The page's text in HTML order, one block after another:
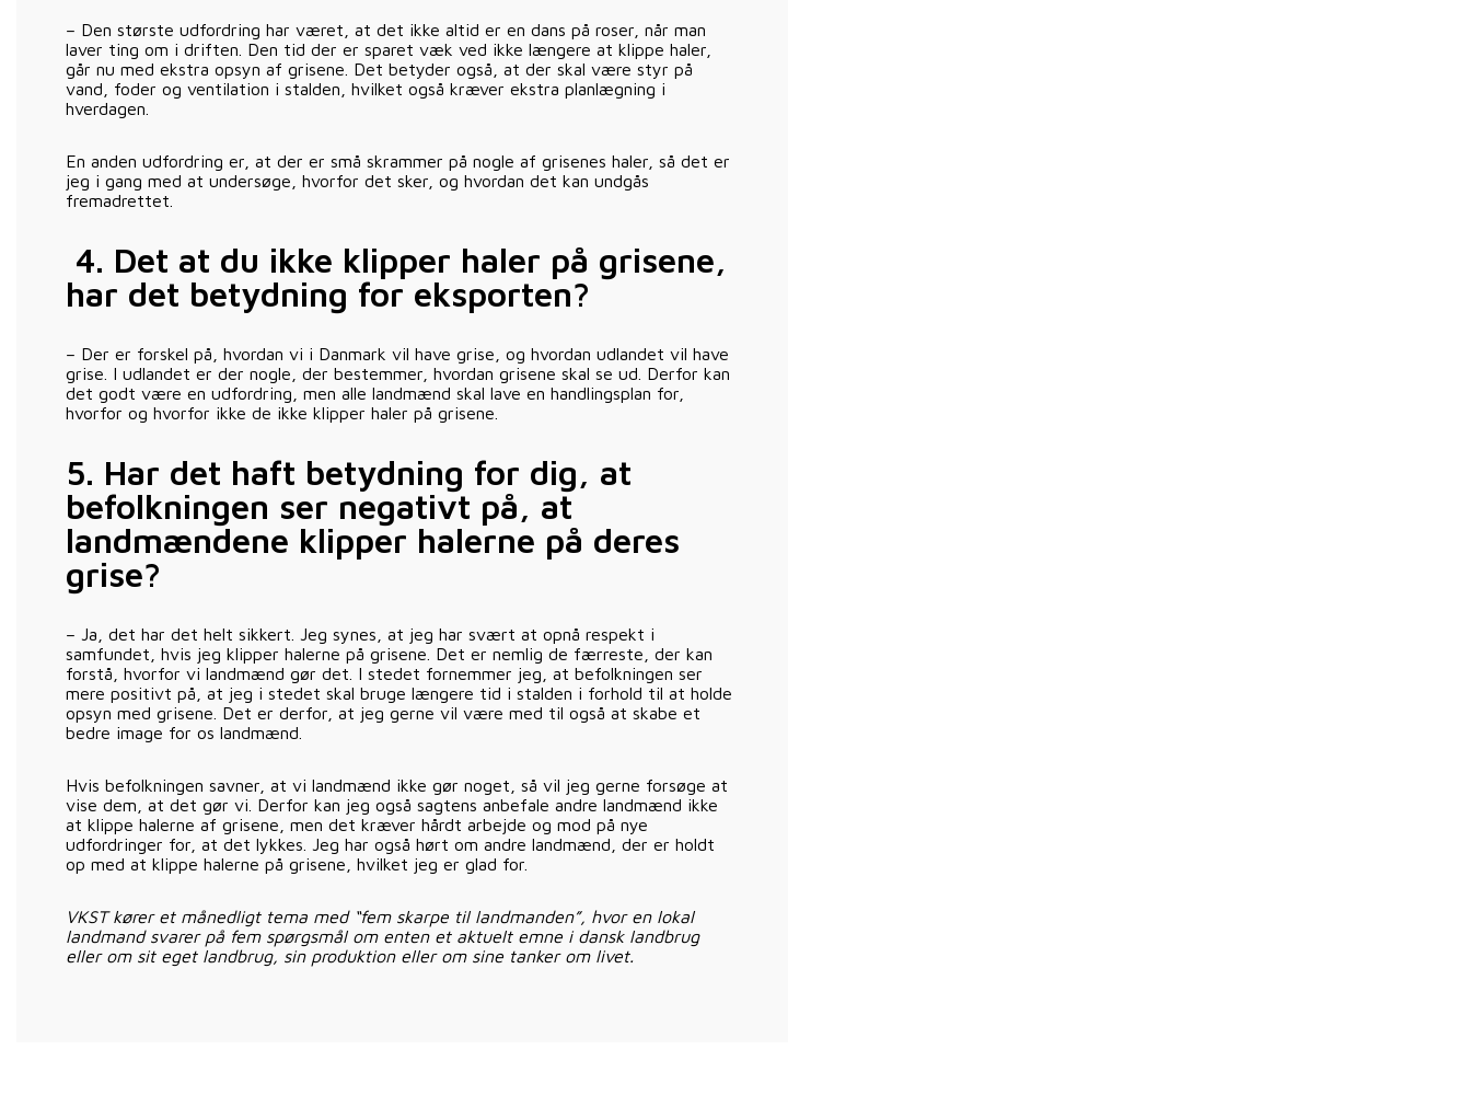
– Den største udfordring har været, at det ikke altid er en dans på roser, når man
laver ting om i driften. Den tid der er sparet væk ved ikke længere at klippe haler,
går nu med ekstra opsyn af grisene. Det betyder også, at der skal være styr på
vand, foder og ventilation i stalden, hvilket også kræver ekstra planlægning i
hverdagen.
En anden udfordring er, at der er små skrammer på nogle af grisenes haler, så det er
jeg i gang med at undersøge, hvorfor det sker, og hvordan det kan undgås
fremadrettet.
4. Det at du ikke klipper haler på grisene,
har det betydning for eksporten?
– Der er forskel på, hvordan vi i Danmark vil have grise, og hvordan udlandet vil have
grise. I udlandet er der nogle, der bestemmer, hvordan grisene skal se ud. Derfor kan
det godt være en udfordring, men alle landmænd skal lave en handlingsplan for,
hvorfor og hvorfor ikke de ikke klipper haler på grisene.
5. Har det haft betydning for dig, at
befolkningen ser negativt på, at
landmændene klipper halerne på deres
grise?
– Ja, det har det helt sikkert. Jeg synes, at jeg har svært at opnå respekt i
samfundet, hvis jeg klipper halerne på grisene. Det er nemlig de færreste, der kan
forstå, hvorfor vi landmænd gør det. I stedet fornemmer jeg, at befolkningen ser
mere positivt på, at jeg i stedet skal bruge længere tid i stalden i forhold til at holde
opsyn med grisene. Det er derfor, at jeg gerne vil være med til også at skabe et
bedre image for os landmænd.
Hvis befolkningen savner, at vi landmænd ikke gør noget, så vil jeg gerne forsøge at
vise dem, at det gør vi. Derfor kan jeg også sagtens anbefale andre landmænd ikke
at klippe halerne af grisene, men det kræver hårdt arbejde og mod på nye
udfordringer for, at det lykkes. Jeg har også hørt om andre landmænd, der er holdt
op med at klippe halerne på grisene, hvilket jeg er glad for.
VKST kører et månedligt tema med “fem skarpe til landmanden”, hvor en lokal
landmand svarer på fem spørgsmål om enten et aktuelt emne i dansk landbrug
eller om sit eget landbrug, sin produktion eller om sine tanker om livet.